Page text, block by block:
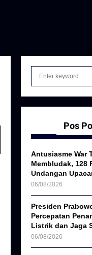
f
r
:
Pos
Antusiasme War
Membludak, 128
Undangan
06/08/2026
Presiden
Percepatan
Listrik dan Jaga
06/08/2026